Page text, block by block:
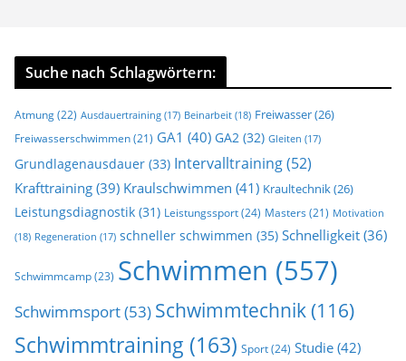
Suche nach Schlagwörtern:
Atmung(22) Ausdauertraining (17) Beinarbeit (18) Freiwasser(26)
Freiwasserschwimmen (21) GA1 (40) GA2 (32) Gleiten (17)
Grundlagenausdauer (33) Intervalltraining(52)
Krafttraining (39) Kraulschwimmen (41) Kraultechnik(26)
Leistungsdiagnostik (31) Leistungssport(24) Masters (21) Motivation
(18) Regeneration (17) schneller schwimmen (35) Schnelligkeit (36)
Schwimmcamp(23) Schwimmen (557)
Schwimmsport(53) Schwimmtechnik(116)
Schwimmtraining (163) Sport(24) Studie (42)